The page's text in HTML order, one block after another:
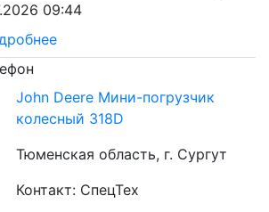
09:44
John Deere Мини-погрузчик
колесный 318D
Тюменская область, г. Сургут
Контакт: СпецТех